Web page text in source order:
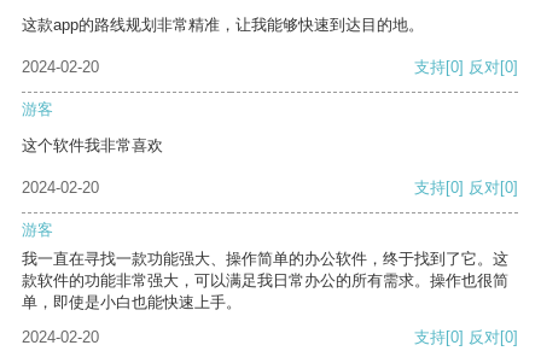
这款app的路线规划非常精准，让我能够快速到达目的地。
2024-02-20 支持[0] 反对[0]
游客
这个软件我非常喜欢
2024-02-20 支持[0] 反对[0]
游客
我一直在寻找一款功能强大、操作简单的办公软件，终于找到了它。这
款软件的功能非常强大，可以满足我日常办公的所有需求。操作也很简
单，即使是小白也能快速上手。
2024-02-20
支持[0] 反对[0]